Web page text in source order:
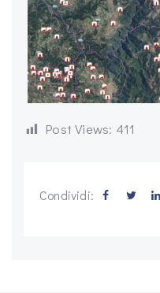
Post Views: 411
Condividi: